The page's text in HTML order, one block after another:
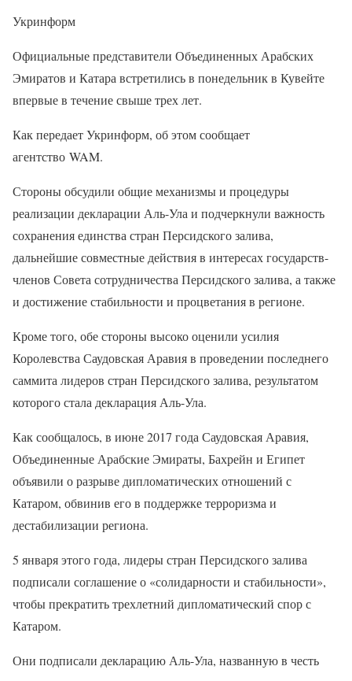
Укринформ
Официальные представители Объединенных Арабских
Эмиратов и Катара встретились в понедельник в Кувейте
впервые в течение свыше трех лет.
Как передает Укринформ, об этом сообщает
агентство WAM.
Стороны обсудили общие механизмы и процедуры
реализации декларации Аль-Ула и подчеркнули важность
сохранения единства стран Персидского залива,
дальнейшие совместные действия в интересах государств-
членов Совета сотрудничества Персидского залива, а также
и достижение стабильности и процветания в регионе.
Кроме того, обе стороны высоко оценили усилия
Королевства Саудовская Аравия в проведении последнего
саммита лидеров стран Персидского залива, результатом
которого стала декларация Аль-Ула.
Как сообщалось, в июне 2017 года Саудовская Аравия,
Объединенные Арабские Эмираты, Бахрейн и Египет
объявили о разрыве дипломатических отношений с
Катаром, обвинив его в поддержке терроризма и
дестабилизации региона.
5 января этого года, лидеры стран Персидского залива
подписали соглашение о «солидарности и стабильности»,
чтобы прекратить трехлетний дипломатический спор с
Катаром.
Они подписали декларацию Аль-Ула, названную в честь